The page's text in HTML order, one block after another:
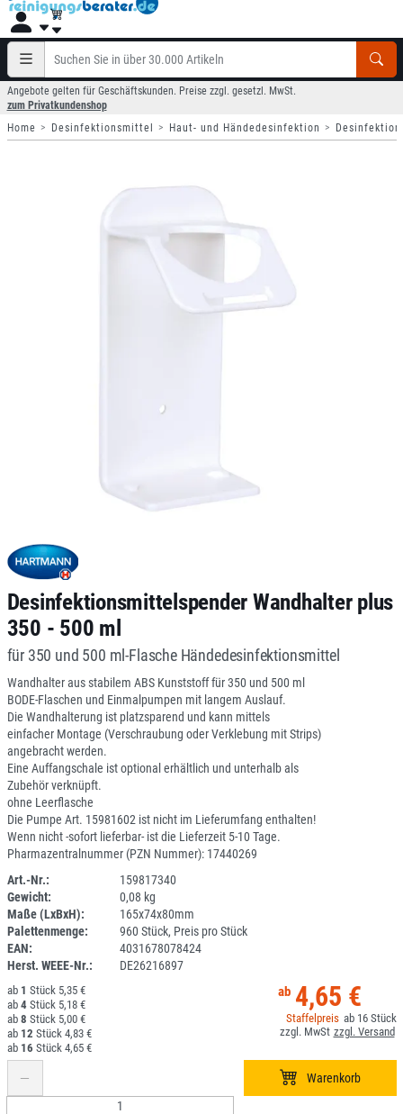
Angebote gelten für Geschäftskunden. Preise zzgl. gesetzl. MwSt.
zum Privatkundenshop
Home
Desinfektionsmittel Haut- und Händedesinfektion
Desinfektionsmittelspender Wandhalter plus
350 - 500 ml
für 350 und 500 ml-Flasche Händedesinfektionsmittel
Wandhalter aus stabilem ABS Kunststoff für 350 und 500 ml
BODE-Flaschen und Einmalpumpen mit langem Auslauf.
Die Wandhalterung ist platzsparend und kann mittels
einfacher Montage (Verschraubung oder Verklebung mit Strips)
angebracht werden.
Eine Auffangschale ist optional erhältlich und unterhalb als
Zubehör verknüpft.
ohne Leerflasche
Die Pumpe Art. 15981602 ist nicht im Lieferumfang enthalten!
Wenn nicht -sofort lieferbar- ist die Lieferzeit 5-10 Tage.
Pharmazentralnummer (PZN Nummer): 17440269
Art.-Nr.:
159817340
Gewicht:
0,08 kg
Maße (LxBxH):
165x74x80mm
Palettenmenge:
960 Stück, Preis pro Stück
EAN:
4031678078424
Herst. WEEE-Nr.:
DE26216897
4,65 €
16
1
5,35 €
4
5,18 €
8
5,00 €
12
4,83 €
16
4,65 €